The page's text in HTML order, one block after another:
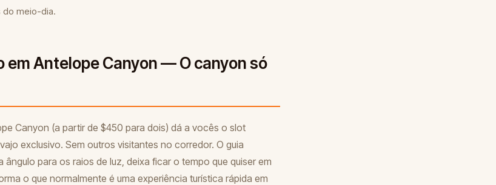
do meio-dia.
em Antelope Canyon — O canyon só
Canyon (a partir de $450 para dois) dá a vocês o slot
exclusivo. Sem outros visitantes no corredor. O guia
para os raios de luz, deixa ficar o tempo que quiser em
o que normalmente é uma experiência turística rápida em